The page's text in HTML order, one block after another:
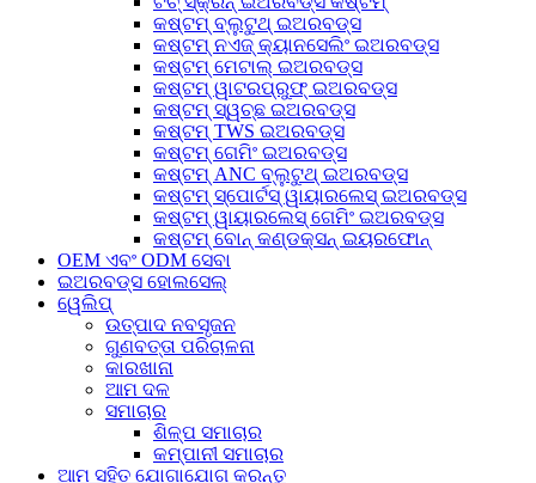
କଷ୍ଟମ୍ ବ୍ଲୁଟୁଥ୍ ଇଅରବଡ୍ସ
କଷ୍ଟମ୍ ନଏଜ୍ କ୍ୟାନସେଲିଂ ଇଅରବଡ୍ସ
କଷ୍ଟମ୍ ମେଟାଲ୍ ଇଅରବଡ୍ସ
କଷ୍ଟମ୍ ୱାଟରପ୍ରୁଫ୍ ଇଅରବଡ୍ସ
କଷ୍ଟମ୍ ସ୍ୱଚ୍ଛ ଇଅରବଡ୍ସ
କଷ୍ଟମ୍ TWS ଇଅରବଡ୍ସ
କଷ୍ଟମ୍ ଗେମିଂ ଇଅରବଡ୍ସ
କଷ୍ଟମ୍ ANC ବ୍ଲୁଟୁଥ୍ ଇଅରବଡ୍ସ
କଷ୍ଟମ୍ ସ୍ପୋର୍ଟସ୍ ୱାୟାରଲେସ୍ ଇଅରବଡ୍ସ
କଷ୍ଟମ୍ ୱାୟାରଲେସ୍ ଗେମିଂ ଇଅରବଡ୍ସ
କଷ୍ଟମ୍ ବୋନ୍ କଣ୍ଡକ୍ସନ୍ ଇୟରଫୋନ୍
OEM ଏବଂ ODM ସେବା
ଇଅରବଡ୍ସ ହୋଲସେଲ୍
ୱେଲିପ୍
ଉତ୍ପାଦ ନବସୃଜନ
ଗୁଣବତ୍ତା ପରିଚାଳନା
କାରଖାନା
ଆମ ଦଳ
ସମାଚାର
ଶିଳ୍ପ ସମାଚାର
କମ୍ପାନୀ ସମାଚାର
ଆମ ସହିତ ଯୋଗାଯୋଗ କରନ୍ତୁ